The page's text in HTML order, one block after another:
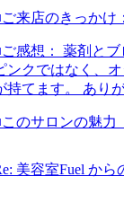
来店のきっかけ：
感想：
薬剤とブ
ンクではなく、
持てます。 あり
のサロンの魅力
美容室Fuel から